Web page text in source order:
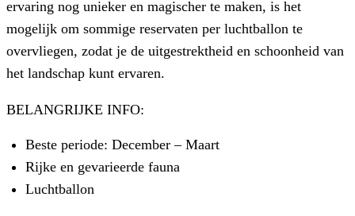
ervaring nog unieker en magischer te maken, is het
mogelijk om sommige reservaten per luchtballon te
overvliegen, zodat je de uitgestrektheid en schoonheid van
het landschap kunt ervaren.
BELANGRIJKE INFO:
Beste periode: December – Maart
Rijke en gevarieerde fauna
Luchtballon